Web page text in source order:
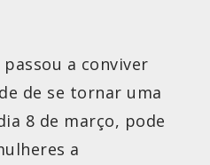
a conviver
de se tornar uma
8 de março, pode
a